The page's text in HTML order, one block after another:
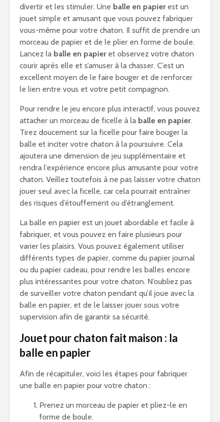
divertir et les stimuler. Une balle en papierest un
jouet simple et amusant que vous pouvez fabriquer
vous-même pour votre chaton. Il suffit de prendre un
morceau de papier et de le plier en forme de boule.
Lancez la balle en papieret observez votre chaton
courir après elle et s’amuser à la chasser. C’est un
excellent moyen de le faire bouger et de renforcer
le lien entre vous et votre petit compagnon.
Pour rendre le jeu encore plus interactif, vous pouvez
attacher un morceau de ficelle à la balle en papier.
Tirez doucement sur la ficelle pour faire bouger la
balle et inciter votre chaton à la poursuivre. Cela
ajoutera une dimension de jeu supplémentaire et
rendra l’expérience encore plus amusante pour votre
chaton. Veillez toutefois à ne pas laisser votre chaton
jouer seul avec la ficelle, car cela pourrait entraîner
des risques d’étouffement ou d’étranglement.
La balle en papier est un jouet abordable et facile à
fabriquer, et vous pouvez en faire plusieurs pour
varier les plaisirs. Vous pouvez également utiliser
différents types de papier, comme du papier journal
ou du papier cadeau, pour rendre les balles encore
plus intéressantes pour votre chaton. N’oubliez pas
de surveiller votre chaton pendant qu’il joue avec la
balle en papier, et de le laisser jouer sous votre
supervision afin de garantir sa sécurité.
Jouet pour chaton fait maison : la
balle en papier
Afin de récapituler, voici les étapes pour fabriquer
une balle en papier pour votre chaton :
Prenez un morceau de papier et pliez-le en
forme de boule.